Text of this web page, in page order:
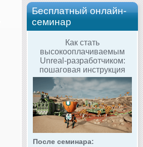
Бесплатный онлайн-
семинар
Как стать
высокооплачиваемым
Unreal-разработчиком:
пошаговая инструкция
После семинара: